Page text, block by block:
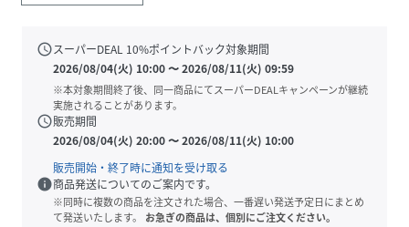
scheduleスーパーDEAL 10%ポイントバック対象期間
2026/08/04(火) 10:00〜2026/08/11(火) 09:59
※本対象期間終了後、同一商品にてスーパーDEALキャンペーンが継続
実施されることがあります。
schedule販売期間
2026/08/04(火) 20:00〜2026/08/11(火) 10:00
販売開始・終了時に通知を受け取る
info商品発送についてのご案内です。
※同時に複数の商品を注文された場合、一番遅い発送予定日にまとめ
て発送いたします。
お急ぎの商品は、個別にご注文ください。